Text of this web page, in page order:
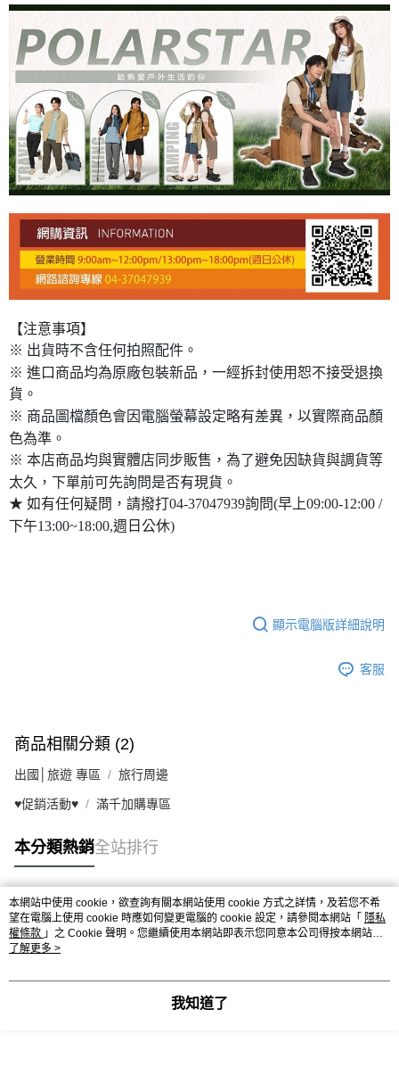
【注意事項】
※ 出貨時不含任何拍照配件。
※ 進口商品均為原廠包裝新品，一經拆封使用恕不接受退換
貨。
※ 商品圖檔顏色會因電腦螢幕設定略有差異，以實際商品顏
色為準。
※ 本店商品均與實體店同步販售，為了避免因缺貨與調貨等
太久，下單前可先詢問是否有現貨。
★ 如有任何疑問，請撥打04-37047939詢問(早上09:00-12:00 /
下午13:00~18:00,週日公休)
顯示電腦版詳細說明
客服
商品相關分類 (2)
出國│旅遊 專區 旅行周邊
♥促銷活動♥ 滿千加購專區
本分類熱銷全站排行
熱門標籤
本網站中使用 cookie，欲查詢有關本網站使用 cookie 方式之詳情，及若您不希
望在電腦上使用 cookie 時應如何變更電腦的 cookie 設定，請參閱本網站「 隱私
權條款 」之 Cookie 聲明。您繼續使用本網站即表示您同意本公司得按本網站使
用條款之 Cookie 聲明使用 cookie。
了解更多 >
我知道了